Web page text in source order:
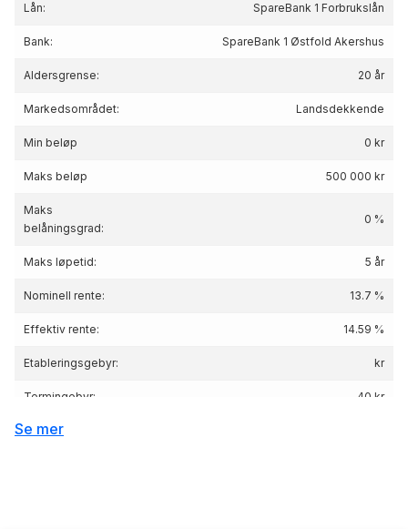
Lån: SpareBank 1 Forbrukslån
Bank: SpareBank 1 Østfold Akershus
Aldersgrense: 20 år
Markedsområdet: Landsdekkende
Min beløp 0 kr
Maks beløp 500 000 kr
Maks
belåningsgrad:
0 %
Maks løpetid: 5 år
Nominell rente: 13.7 %
Effektiv rente: 14.59 %
Etableringsgebyr: kr
Termingebyr: 40 kr
Se mer